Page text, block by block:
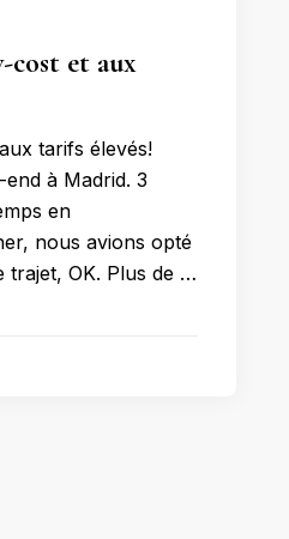
cost et aux
tarifs élevés!
à Madrid. 3
en
nous avions opté
trajet, OK. Plus de …